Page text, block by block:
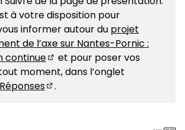
à votre disposition pour
informer autour du projet
de l’axe sur Nantes-Pornic :
continue
(S'ouvre dans un nouvel
et pour poser vos
moment, dans l’onglet
.